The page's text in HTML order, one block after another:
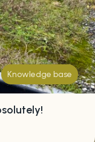
Knowledge base